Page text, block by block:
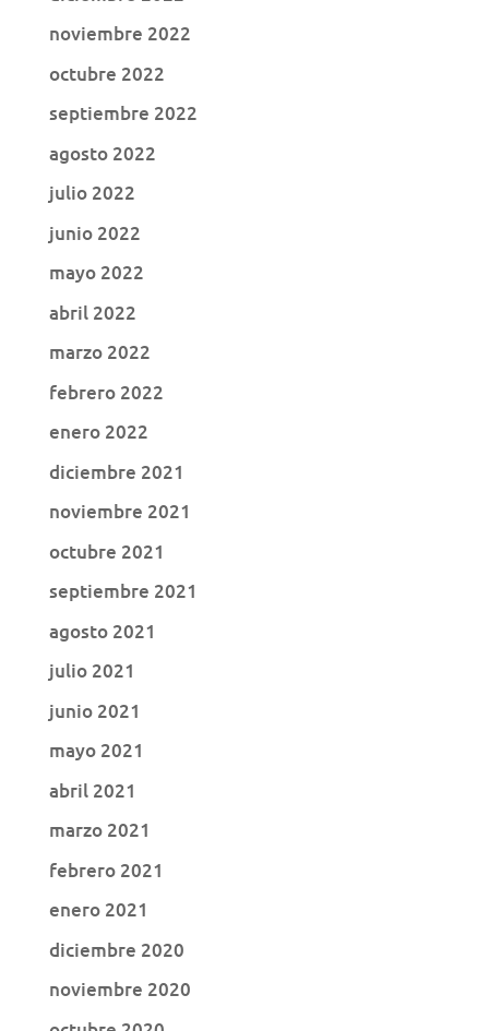
noviembre 2022
octubre 2022
septiembre 2022
agosto 2022
julio 2022
junio 2022
mayo 2022
abril 2022
marzo 2022
febrero 2022
enero 2022
diciembre 2021
noviembre 2021
octubre 2021
septiembre 2021
agosto 2021
julio 2021
junio 2021
mayo 2021
abril 2021
marzo 2021
febrero 2021
enero 2021
diciembre 2020
noviembre 2020